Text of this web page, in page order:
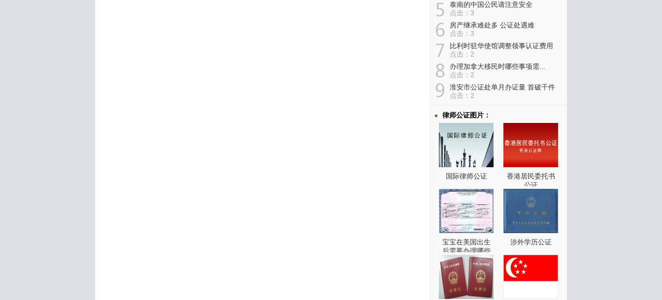
泰南的中国公民请注意安全
点击：3
房产继承难处多 公证处遇难
点击：3
比利时驻华使馆调整领事认证费用
点击：2
办理加拿大移民时哪些事项需...
点击：2
淮安市公证处单月办证量 首破千件
点击：2
点击：1
律师公证图片：
国际律师公证
香港居民委托书
公证
宝宝在美国出生
后需要办理哪些
证件？
涉外学历公证